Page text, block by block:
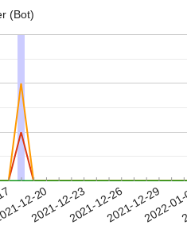
(Bot)
12-20
2021-12-232021-12-262021-12-29
2022-